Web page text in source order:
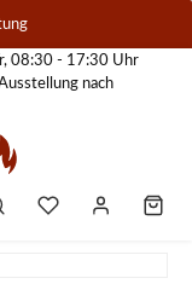
08:30 - 17:30 Uhr
nach